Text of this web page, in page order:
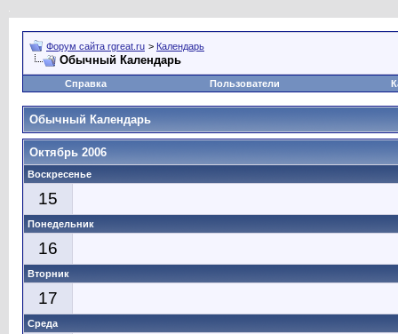
Форум сайта rgreat.ru > Календарь
Обычный Календарь
Справка Пользователи
Обычный Календарь
Октябрь 2006
Воскресенье
15
Понедельник
16
Вторник
17
Среда